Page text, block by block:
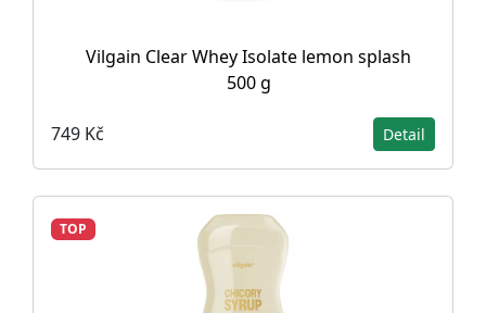
Vilgain Clear Whey Isolate lemon splash
500 g
749 Kč Detail
TOP